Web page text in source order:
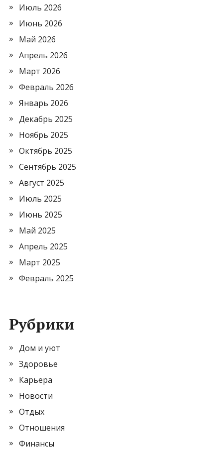
Июль 2026
Июнь 2026
Май 2026
Апрель 2026
Март 2026
Февраль 2026
Январь 2026
Декабрь 2025
Ноябрь 2025
Октябрь 2025
Сентябрь 2025
Август 2025
Июль 2025
Июнь 2025
Май 2025
Апрель 2025
Март 2025
Февраль 2025
Рубрики
Дом и уют
Здоровье
Карьера
Новости
Отдых
Отношения
Финансы